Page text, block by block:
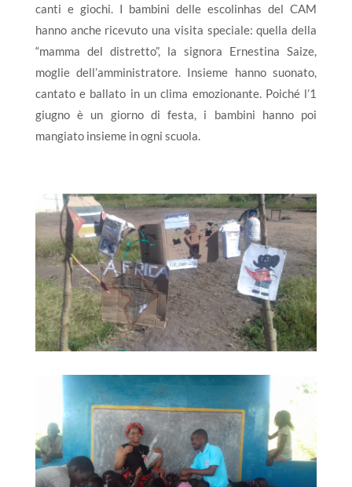
canti e giochi. I bambini delle escolinhas del CAM
hanno anche ricevuto una visita speciale: quella della
“mamma del distretto”, la signora Ernestina Saize,
moglie dell’amministratore. Insieme hanno suonato,
cantato e ballato in un clima emozionante. Poiché l’1
giugno è un giorno di festa, i bambini hanno poi
mangiato insieme in ogni scuola.